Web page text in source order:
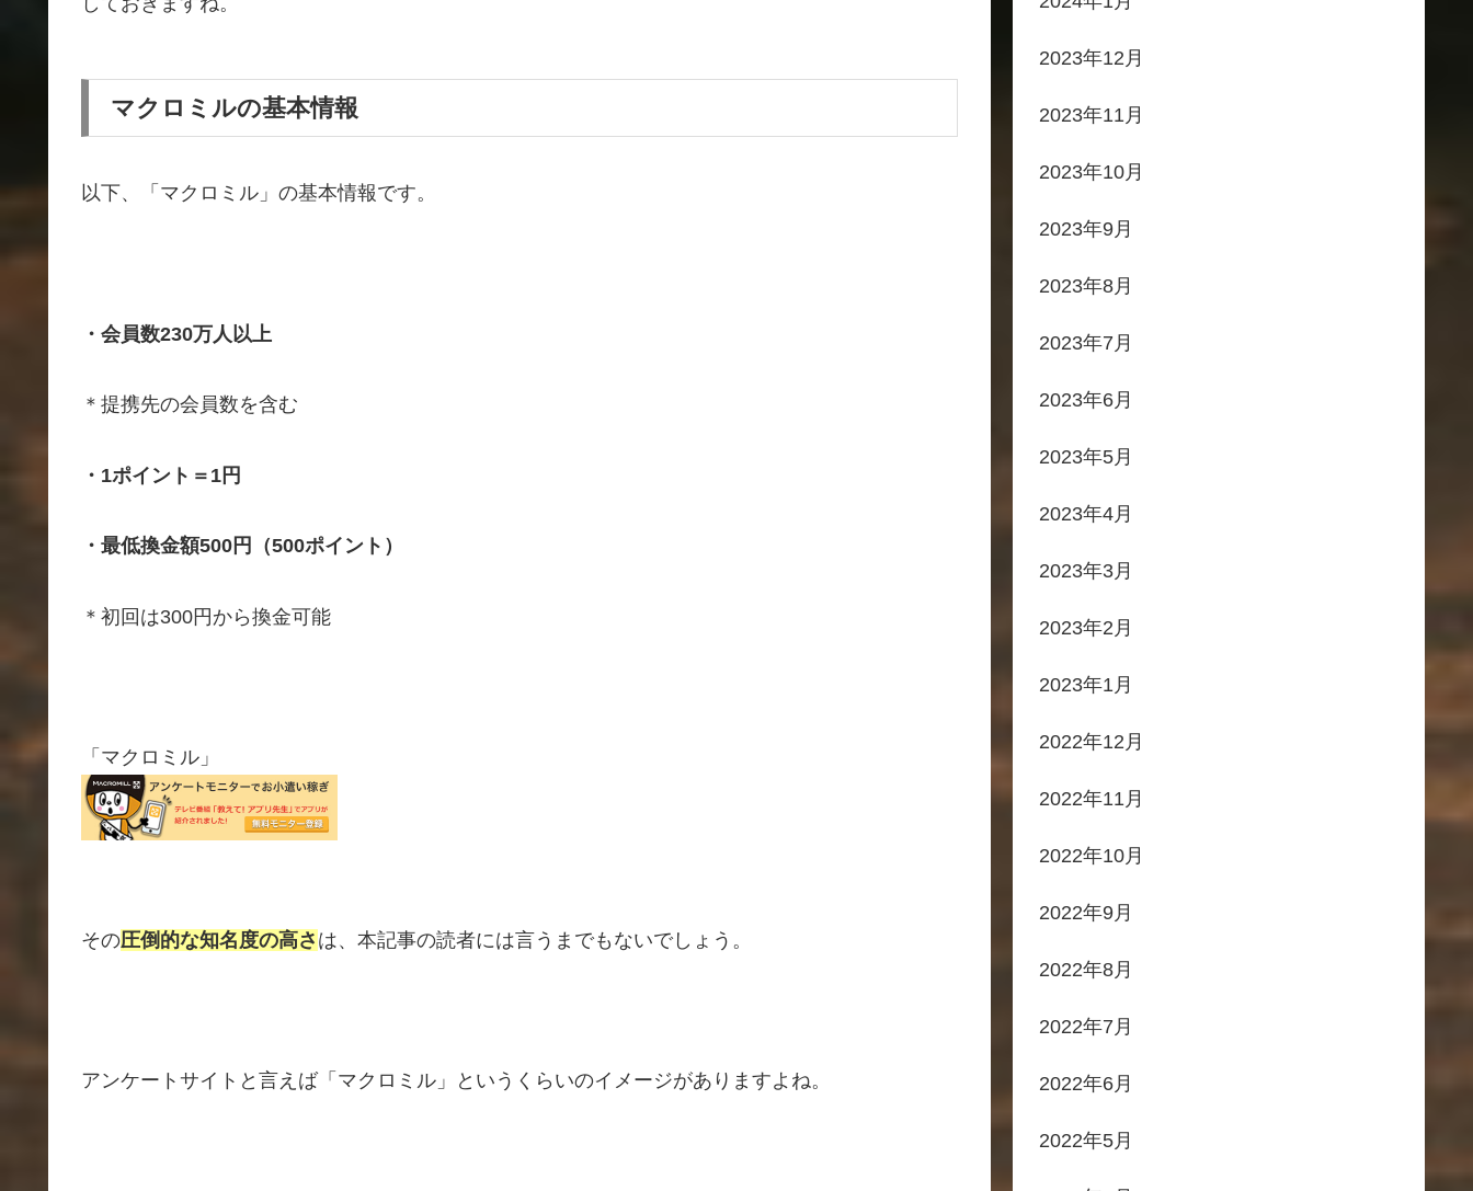
マクロミルの基本情報
以下、「マクロミル」の基本情報です。
・会員数230万人以上
＊提携先の会員数を含む
・1ポイント＝1円
・最低換金額500円（500ポイント）
＊初回は300円から換金可能
「マクロミル」
その圧倒的な知名度の高さ は、本記事の読者には言うまでもないでしょう。
アンケートサイトと言えば「マクロミル」というくらいのイメージがありますよね。
2023年12月
2023年11月
2023年10月
2023年9月
2023年8月
2023年7月
2023年6月
2023年5月
2023年4月
2023年3月
2023年2月
2023年1月
2022年12月
2022年11月
2022年10月
2022年9月
2022年8月
2022年7月
2022年6月
2022年5月